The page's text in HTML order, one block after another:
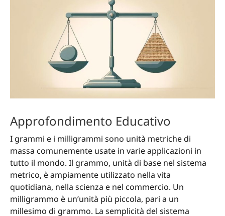
Approfondimento Educativo
I grammi e i milligrammi sono unità metriche di
massa comunemente usate in varie applicazioni in
tutto il mondo. Il grammo, unità di base nel sistema
metrico, è ampiamente utilizzato nella vita
quotidiana, nella scienza e nel commercio. Un
milligrammo è un’unità più piccola, pari a un
millesimo di grammo. La semplicità del sistema